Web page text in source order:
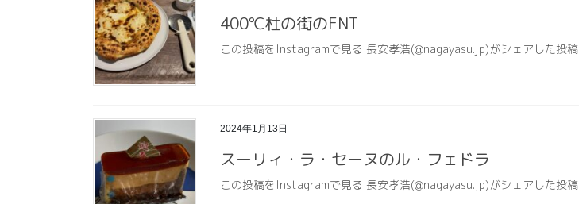
400℃杜の街のFNT
この投稿をInstagramで見る 長安孝浩(@nagayasu.jp)がシェアした投稿
2024年1月13日
スーリィ・ラ・セーヌのル・フェドラ
この投稿をInstagramで見る 長安孝浩(@nagayasu.jp)がシェアした投稿